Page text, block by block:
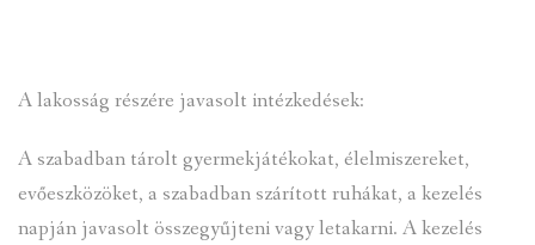
A lakosság részére javasolt intézkedések:
A szabadban tárolt gyermekjátékokat, élelmiszereket,
evőeszközöket, a szabadban szárított ruhákat, a kezelés
napján javasolt összegyűjteni vagy letakarni. A kezelés